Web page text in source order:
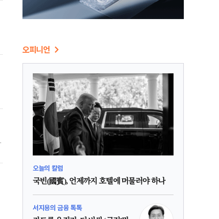
오피니언
오늘의 칼럼
국빈(國賓), 언제까지 호텔에 머물러야 하나
서지용의 금융 톡톡